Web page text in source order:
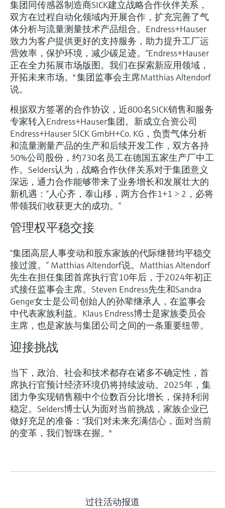
集团同传感器制造商SICK建立战略合作伙伴关系，
双方在过程自动化领域内开展合作，扩充完善了气
体分析与流量测量技术产品组合。Endress+Hauser
致力为客户提供更好的支持服务，助力提升工厂运
营效率，保护环境，减少碳足迹。“Endress+Hauser
正在全力拓展市场版图。我们在探索新应用领域，
开拓未来市场。" 集团监事会主席Matthias Altendorf
说。
根据双方签署的合作协议，近800名SICK销售和服务
专家转入Endress+Hauser集团。新成立合资公司
Endress+Hauser SICK GmbH+Co. KG，负责气体分析
和流量测量产品的生产和后续开发工作，双方各持
50%公司股份，约730名员工在德国五家生产厂中工
作。Selders认为，战略合作伙伴关系对于集团意义
深远，通力合作能够带来了业务增长和发展壮大的
新机遇：“人心齐，泰山移，两方合作1+1 > 2，必将
带领我们收获更大的成功。”
管理权平稳交接
“集团高层人事变动和股东家族的代际继替均平稳交
接过渡。” Matthias Altendorf说。Matthias Altendorf
先生在担任集团首席执行官10年后，于2024年初正
式接任监事会主席。Steven Endress先生和Sandra
Genge女士是公司创始人的孙辈继承人，在监事会
中代表家族利益。Klaus Endress博士是家族委员会
主席，也是家族与集团公司之间的一条重要纽带。
迎接挑战
当下，政治、社会和技术都存在诸多不确定性，首
席执行官预计经济环境仍将持续波动。2025年，集
团力争实现销售额中个位数百分比增长，保持利润
稳定。Selders博士认为面对当前挑战，家族企业已
做好充足的准备：“我们对未来充满信心，面对当前
的变革，我们智珠在握。"
过往活动报道